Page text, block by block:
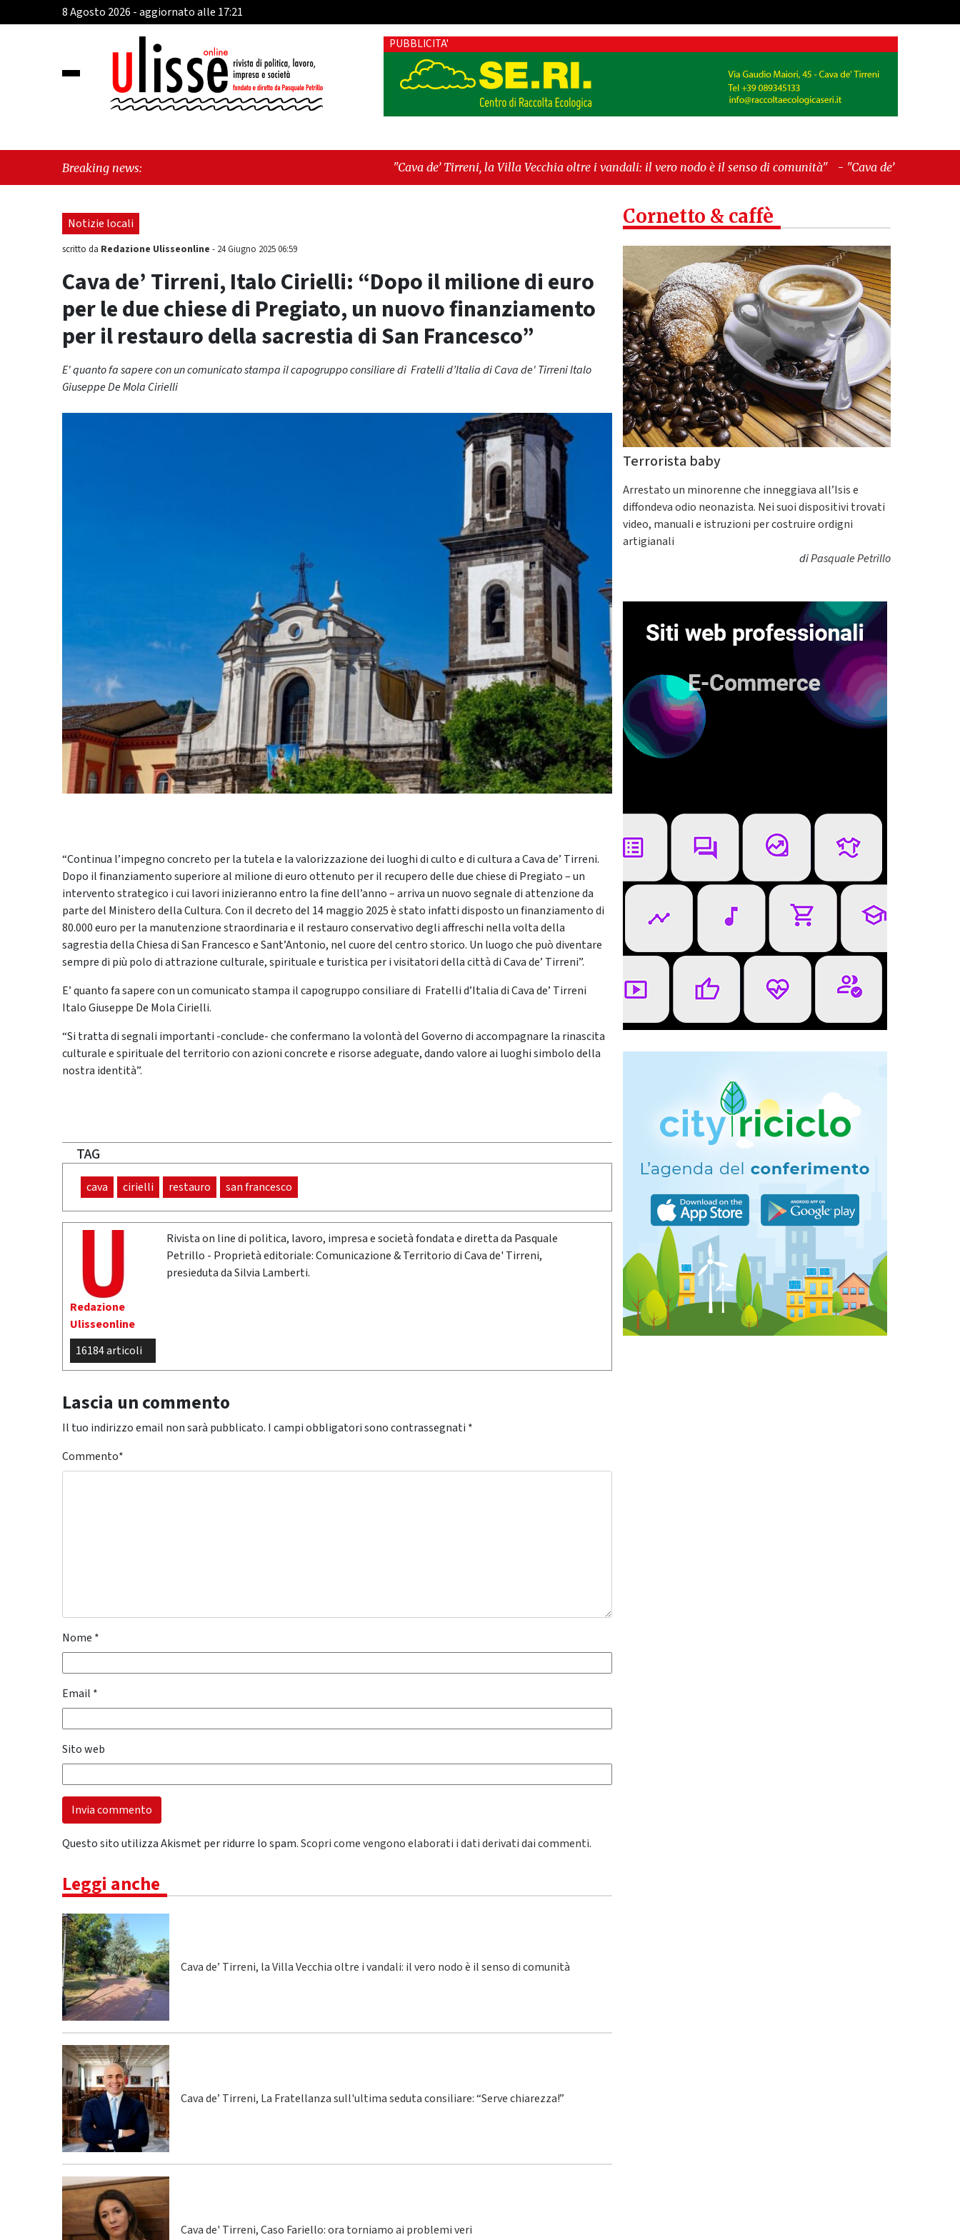
8 Agosto 2026 - aggiornato alle 17:21
PUBBLICITA'
Breaking news: "Cava de’ Tirreni, la Villa Vecchia oltre i vandali: il vero nodo è il senso di comunità" -"Cava de’ Tirreni, La
Fratellanza sull'ultima seduta consiliare: “Serve chiarezza!”"
Notizie locali
scritto da Redazione Ulisseonline - 24 Giugno 2025 06:59
Cava de’ Tirreni, Italo Cirielli: “Dopo il milione di euro
per le due chiese di Pregiato, un nuovo finanziamento
per il restauro della sacrestia di San Francesco”
E' quanto fa sapere con un comunicato stampa il capogruppo consiliare di Fratelli d’Italia di Cava de' Tirreni Italo
Giuseppe De Mola Cirielli
“Continua l’impegno concreto per la tutela e la valorizzazione dei luoghi di culto e di cultura a Cava de’ Tirreni.
Dopo il finanziamento superiore al milione di euro ottenuto per il recupero delle due chiese di Pregiato – un
intervento strategico i cui lavori inizieranno entro la fine dell’anno – arriva un nuovo segnale di attenzione da
parte del Ministero della Cultura. Con il decreto del 14 maggio 2025 è stato infatti disposto un finanziamento di
80.000 euro per la manutenzione straordinaria e il restauro conservativo degli affreschi nella volta della
sagrestia della Chiesa di San Francesco e Sant’Antonio, nel cuore del centro storico. Un luogo che può diventare
sempre di più polo di attrazione culturale, spirituale e turistica per i visitatori della città di Cava de’ Tirreni”.
E’ quanto fa sapere con un comunicato stampa il capogruppo consiliare di Fratelli d’Italia di Cava de’ Tirreni
Italo Giuseppe De Mola Cirielli.
“Si tratta di segnali importanti -conclude- che confermano la volontà del Governo di accompagnare la rinascita
culturale e spirituale del territorio con azioni concrete e risorse adeguate, dando valore ai luoghi simbolo della
nostra identità”.
TAG
cava cirielli restauro san francesco
Redazione
Ulisseonline
16184 articoli
Rivista on line di politica, lavoro, impresa e società fondata e diretta da Pasquale
Petrillo - Proprietà editoriale: Comunicazione & Territorio di Cava de' Tirreni,
presieduta da Silvia Lamberti.
Lascia un commento
Il tuo indirizzo email non sarà pubblicato. I campi obbligatori sono contrassegnati *
Commento*
Nome *
Email *
Sito web
Questo sito utilizza Akismet per ridurre lo spam.Scopri come vengono elaborati i dati derivati dai commenti.
Leggi anche
Cava de’ Tirreni, la Villa Vecchia oltre i vandali: il vero nodo è il senso di comunità
Cava de’ Tirreni, La Fratellanza sull'ultima seduta consiliare: “Serve chiarezza!”
Cava de' Tirreni, Caso Fariello: ora torniamo ai problemi veri
Cornetto & caffè
Terrorista baby
Arrestato un minorenne che inneggiava all’Isis e
diffondeva odio neonazista. Nei suoi dispositivi trovati
video, manuali e istruzioni per costruire ordigni
artigianali
diPasquale Petrillo